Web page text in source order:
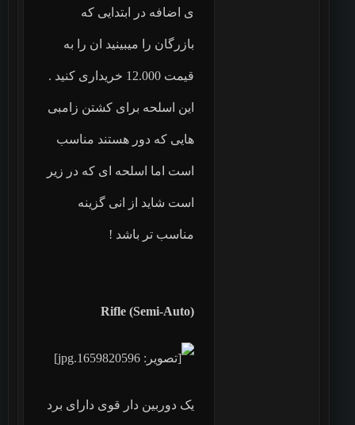
ی اضافه در ابتدایی که
بازرگان را میبینید ان را به
قیمت 12.000 خریداری کنید .
این اسلحه برای کشتن زامبی
هایی که دور هستند مناسب
است اما اسلحه ای که در زیر
است شاید از انی گزینه
مناسب تر باشد !
Rifle (Semi-Auto)
یک دوربین دار قوی دارای برد